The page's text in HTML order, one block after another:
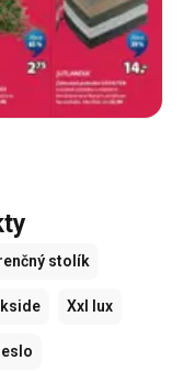
stolík
Xxl lux